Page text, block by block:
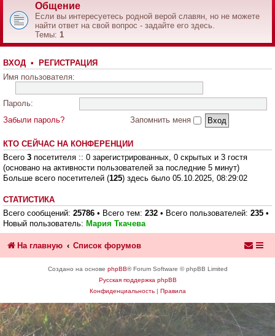
Общение
Если вы интересуетесь родной верой славян, но не можете
найти ответ на свой вопрос - задайте его здесь.
Темы: 1
ВХОД • РЕГИСТРАЦИЯ
Имя пользователя:
Пароль:
Забыли пароль?
Запомнить меня
КТО СЕЙЧАС НА КОНФЕРЕНЦИИ
Всего 3 посетителя :: 0 зарегистрированных, 0 скрытых и 3 гостя
(основано на активности пользователей за последние 5 минут)
Больше всего посетителей (125) здесь было 05.10.2025, 08:29:02
СТАТИСТИКА
Всего сообщений: 25786 • Всего тем: 232 • Всего пользователей: 235 •
Новый пользователь: Мария Ткачева
На главную Список форумов
Создано на основе phpBB® Forum Software © phpBB Limited
Русская поддержка phpBB
Конфиденциальность| Правила